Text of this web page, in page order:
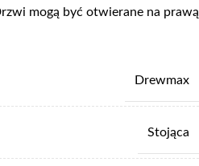
mogą być otwierane na prawą
Drewmax
Stojąca